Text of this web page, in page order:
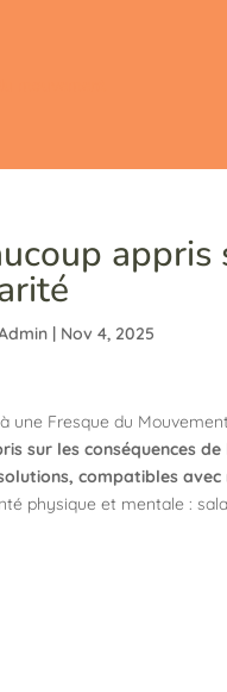
| Nov 4, 2025
une Fresque du
sur les conséquences
compatibles avec
physique et mentale :